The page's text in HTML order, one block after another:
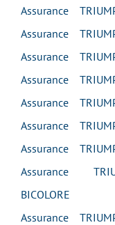
Assurance
Assurance
Assurance
Assurance
Assurance
Assurance
Assurance
Assurance
BICOLORE
Assurance